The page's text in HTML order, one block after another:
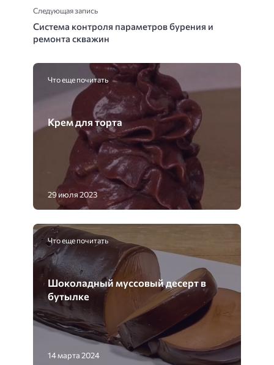
Следующая запись
Система контроля параметров бурения и
ремонта скважин
Что еще почитать
Крем для торта
29 июля 2023
Что еще почитать
Шоколадный муссовый десерт в
бутылке
14 марта 2024